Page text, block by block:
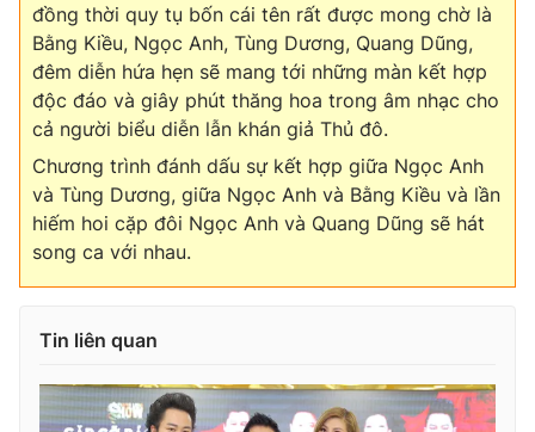
đồng thời quy tụ bốn cái tên rất được mong chờ là
Bằng Kiều, Ngọc Anh, Tùng Dương, Quang Dũng,
đêm diễn hứa hẹn sẽ mang tới những màn kết hợp
độc đáo và giây phút thăng hoa trong âm nhạc cho
cả người biểu diễn lẫn khán giả Thủ đô.
Chương trình đánh dấu sự kết hợp giữa Ngọc Anh
và Tùng Dương, giữa Ngọc Anh và Bằng Kiều và lần
hiếm hoi cặp đôi Ngọc Anh và Quang Dũng sẽ hát
song ca với nhau.
Tin liên quan